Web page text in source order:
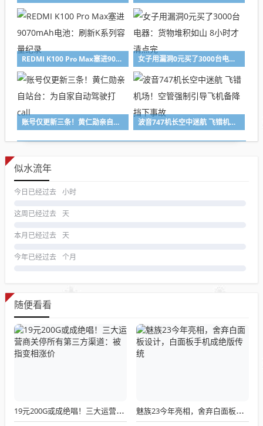
REDMI K100 Pro Max塞进9070mAh电池：刷新K系列容量纪录 女子用漏洞0元买了3000台电器：货物堆积如山 8小时才清点完
账号仅更新三条！黄仁勋亲自站台：为自家自动驾驶打call 波音747机长空中迷航 飞错机场！空管强制引导飞机备降 挡下事故
似水流年
今日已经过去 小时
这周已经过去 天
本月已经过去 天
今年已经过去 个月
随便看看
19元200G或成绝唱！三大运营商关停所有第三方渠道：被指变相涨价 魅族23今年亮相，舍弃白面板设计，白面板手机成绝版传统